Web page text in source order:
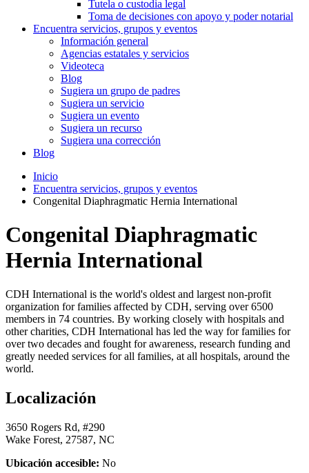
Tutela o custodia legal
Toma de decisiones con apoyo y poder notarial
Encuentra servicios, grupos y eventos
Información general
Agencias estatales y servicios
Videoteca
Blog
Sugiera un grupo de padres
Sugiera un servicio
Sugiera un evento
Sugiera un recurso
Sugiera una corrección
Blog
Inicio
Encuentra servicios, grupos y eventos
Congenital Diaphragmatic Hernia International
Congenital Diaphragmatic
Hernia International
CDH International is the world's oldest and largest non-profit
organization for families affected by CDH, serving over 6500
members in 74 countries. By working closely with hospitals and
other charities, CDH International has led the way for families for
over two decades and fought for awareness, research funding and
greatly needed services for all families, at all hospitals, around the
world.
Localización
3650 Rogers Rd, #290
Wake Forest, 27587, NC
Ubicación accesible: No